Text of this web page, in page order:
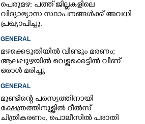
പെരുമഴ: പത്ത് ജില്ലകളിലെ
വിദ്യാഭ്യാസ സ്ഥാപനങ്ങൾക്ക് അവധി
പ്രഖ്യാപിച്ചു.
GENERAL
മഴക്കെടുതിയിൽ വീണ്ടും മരണം;
ആലപ്പുഴയിൽ വെള്ളക്കെട്ടിൽ വീണ്
ഒരാൾ മരിച്ചു
GENERAL
മുണ്ടിന്റെ പരസ്യത്തിനായി
ക്ഷേത്രത്തിനുള്ളിൽ റീൽസ്
ചിത്രീകരണം, പൊലീസിൽ പരാതി